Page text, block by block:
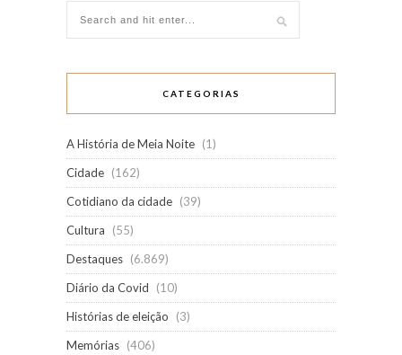
CATEGORIAS
A História de Meia Noite (1)
Cidade (162)
Cotidiano da cidade (39)
Cultura
(55)
Destaques (6.869)
Diário da Covid
(10)
Histórias de eleição
(3)
Memórias (406)